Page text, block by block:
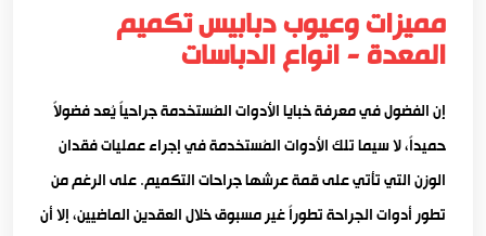
مميزات وعيوب دبابيس تكميم
المعدة - انواع الدباسات
إن الفضول في معرفة خبايا الأدوات المُستخدمة جراحياً يُعد فضولاً
حميداً، لا سيما تلك الأدوات المُستخدمة في إجراء عمليات فقدان
الوزن التي تأتي على قمة عرشها جراحات التكميم. على الرغم من
تطور أدوات الجراحة تطوراً غير مسبوق خلال العقدين الماضيين، إلا أن